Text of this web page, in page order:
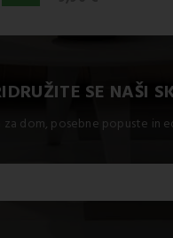
SE NAŠI
dom, posebne popuste in